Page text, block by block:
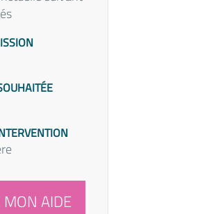
MON AIDE